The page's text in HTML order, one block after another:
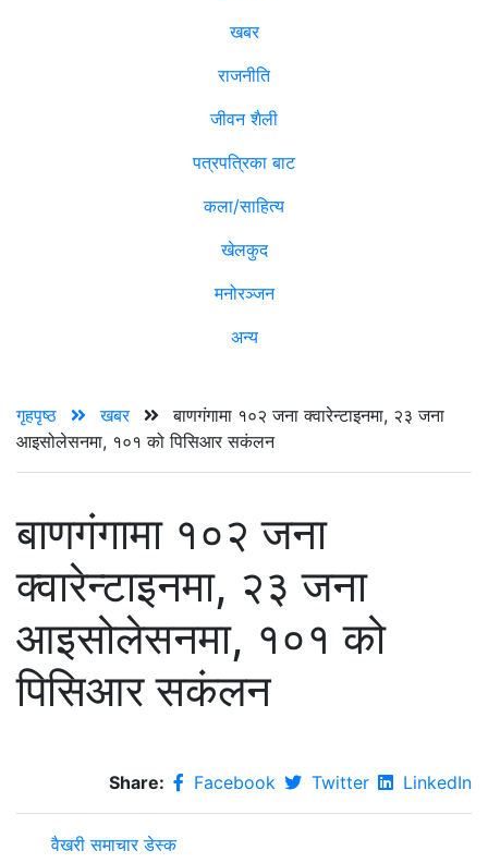
खबर
राजनीति
जीवन शैली
पत्रपत्रिका बाट
कला/साहित्य
खेलकुद
मनोरञ्जन
अन्य
गृहपृष्ठ खबर
बाणगंगामा १०२ जना क्वारेन्टाइनमा, २३ जना
आइसोलेसनमा, १०१ को पिसिआर सकंलन
बाणगंगामा १०२ जना
क्वारेन्टाइनमा, २३ जना
आइसोलेसनमा, १०१ को
पिसिआर सकंलन
Share: Facebook Twitter LinkedIn
वैखरी समाचार डेस्क